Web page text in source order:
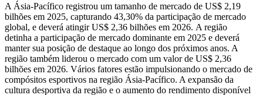
A Ásia-Pacífico registrou um tamanho de mercado de US$ 2,19
bilhões em 2025, capturando 43,30% da participação de mercado
global, e deverá atingir US$ 2,36 bilhões em 2026. A região
detinha a participação de mercado dominante em 2025 e deverá
manter sua posição de destaque ao longo dos próximos anos. A
região também liderou o mercado com um valor de US$ 2,36
bilhões em 2026. Vários fatores estão impulsionando o mercado de
compósitos esportivos na região Ásia-Pacífico. A expansão da
cultura desportiva da região e o aumento do rendimento disponível